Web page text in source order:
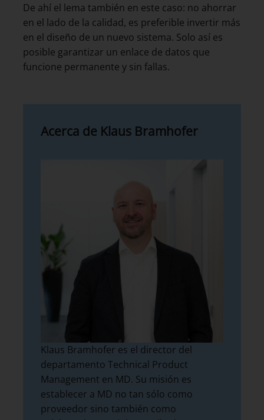
De ahí el lema también en este caso: no ahorrar
en el lado de la calidad, es preferible invertir más
en el diseño de un nuevo sistema. Solo así es
posible garantizar un enlace de datos que
funcione permanente y sin fallas.
Acerca de Klaus Bramhofer
Klaus Bramhofer es el director del
departamento Technical Product
Management en MD. Su misión es
establecer a MD no tan sólo como
proveedor sino también como